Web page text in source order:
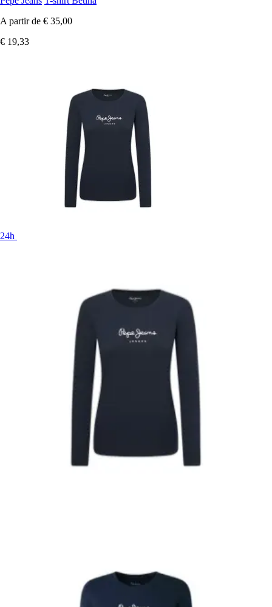
A partir de € 35,00
€ 19,33
24h